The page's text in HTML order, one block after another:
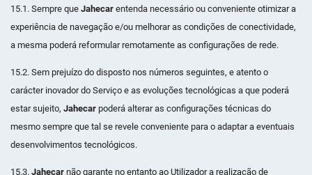
15.1. Sempre que Jahecarentenda necessário ou conveniente otimizar a
experiência de navegação e/ou melhorar as condições de conectividade,
a mesma poderá reformular remotamente as configurações de rede.
15.2. Sem prejuízo do disposto nos números seguintes, e atento o
carácter inovador do Serviço e as evoluções tecnológicas a que poderá
estar sujeito, Jahecarpoderá alterar as configurações técnicas do
mesmo sempre que tal se revele conveniente para o adaptar a eventuais
desenvolvimentos tecnológicos.
15.3. Jahecarnão garante no entanto ao Utilizador a realização de